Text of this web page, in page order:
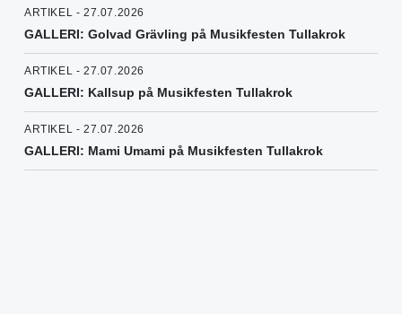
ARTIKEL - 27.07.2026
GALLERI: Golvad Grävling på Musikfesten Tullakrok
ARTIKEL - 27.07.2026
GALLERI: Kallsup på Musikfesten Tullakrok
ARTIKEL - 27.07.2026
GALLERI: Mami Umami på Musikfesten Tullakrok